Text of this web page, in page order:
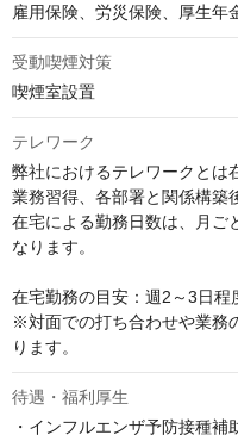
雇用保険、労災保険、厚生年
受動喫煙対策
喫煙室設置
テレワーク
弊社におけるテレワークとは
業務習得、各部署と関係構築
在宅による勤務日数は、月ご
なります。
在宅勤務の目安：週2～3日程
※対面での打ち合わせや業務
ります。
待遇・福利厚生
・インフルエンザ予防接種補